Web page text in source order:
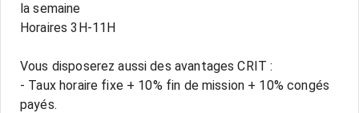
la semaine
Horaires 3H-11H
Vous disposerez aussi des avantages CRIT :
- Taux horaire fixe + 10% fin de mission + 10% congés
payés.